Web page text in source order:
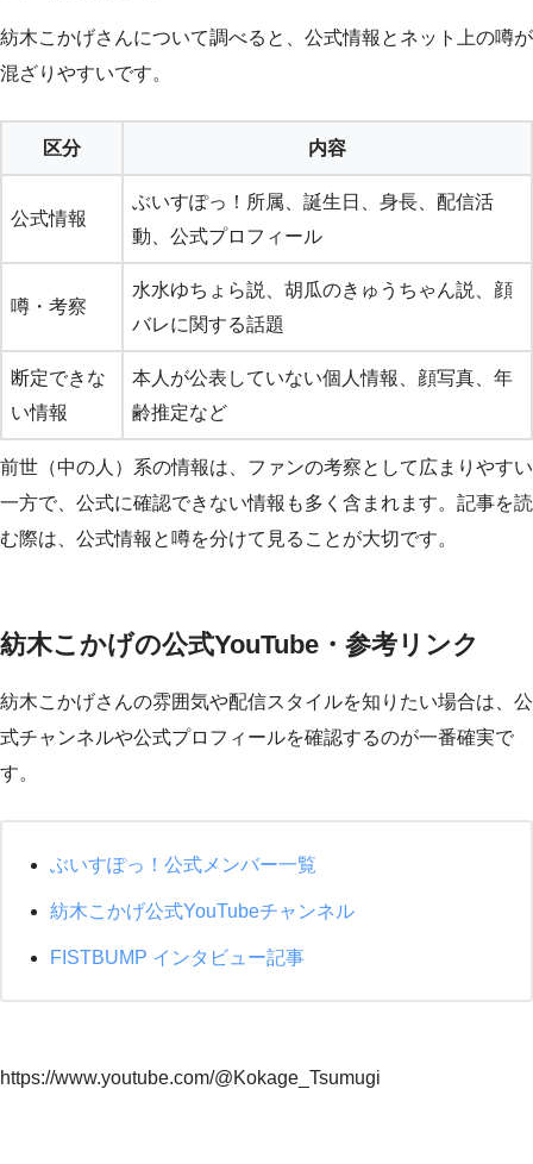
紡木こかげさんについて調べると、公式情報とネット上の噂が
混ざりやすいです。
区分 内容
公式情報
ぶいすぽっ！所属、誕生日、身長、配信活
動、公式プロフィール
噂・考察
水水ゆちょら説、胡瓜のきゅうちゃん説、顔
バレに関する話題
断定できな
い情報
本人が公表していない個人情報、顔写真、年
齢推定など
前世（中の人）系の情報は、ファンの考察として広まりやすい
一方で、公式に確認できない情報も多く含まれます。記事を読
む際は、公式情報と噂を分けて見ることが大切です。
紡木こかげの公式YouTube・参考リンク
紡木こかげさんの雰囲気や配信スタイルを知りたい場合は、公
式チャンネルや公式プロフィールを確認するのが一番確実で
す。
ぶいすぽっ！公式メンバー一覧
紡木こかげ公式YouTubeチャンネル
FISTBUMP インタビュー記事
https://www.youtube.com/@Kokage_Tsumugi